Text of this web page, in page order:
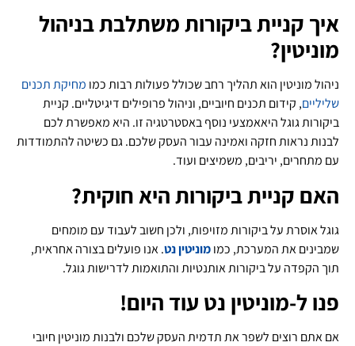
איך קניית ביקורות משתלבת בניהול
מוניטין?
ניהול מוניטין הוא תהליך רחב שכולל פעולות רבות כמו מחיקת תכנים
שליליים, קידום תכנים חיוביים, וניהול פרופילים דיגיטליים. קניית
ביקורות גוגל היאאמצעי נוסף באסטרטגיה זו. היא מאפשרת לכם
לבנות נראות חזקה ואמינה עבור העסק שלכם. גם כשיטה להתמודדות
עם מתחרים, יריבים, משמיצים ועוד.
האם קניית ביקורות היא חוקית?
גוגל אוסרת על ביקורות מזויפות, ולכן חשוב לעבוד עם מומחים
שמבינים את המערכת, כמומוניטין נט. אנו פועלים בצורה אחראית,
תוך הקפדה על ביקורות אותנטיות והתואמות לדרישות גוגל.
פנו ל-מוניטין נט עוד היום!
אם אתם רוצים לשפר את תדמית העסק שלכם ולבנות מוניטין חיובי